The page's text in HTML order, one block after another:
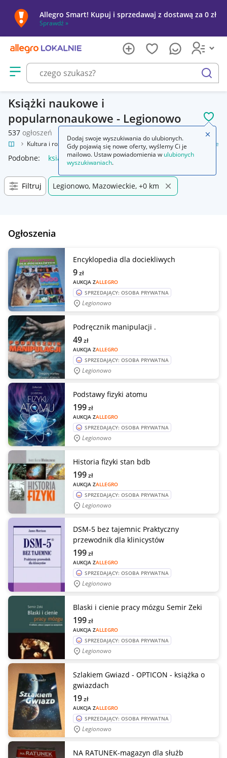
Allegro Smart! Kupuj i sprzedawaj z dostawą za 0 zł
Sprawdź »
Otwórz menu z kategoriami
szukaj
Książki naukowe i
popularnonaukowe - Legionowo
537 ogłoszeń
Kultura i rozrywka Książki Książki naukowe i popularnonaukowe
Podobne: książki naukowe i popularnonaukowe
Filtruj Legionowo, Mazowieckie, +0 km
Ogłoszenia
Encyklopedia dla dociekliwych
AUKCJA ZALLEGRO
9zł
SPRZEDAJĄCY: OSOBA PRYWATNA
Legionowo
Podręcznik manipulacji .
AUKCJA ZALLEGRO
49zł
SPRZEDAJĄCY: OSOBA PRYWATNA
Legionowo
Podstawy fizyki atomu
AUKCJA ZALLEGRO
199zł
SPRZEDAJĄCY: OSOBA PRYWATNA
Legionowo
Historia fizyki stan bdb
AUKCJA ZALLEGRO
199zł
SPRZEDAJĄCY: OSOBA PRYWATNA
Legionowo
DSM-5 bez tajemnic Praktyczny
przewodnik dla klinicystów
AUKCJA ZALLEGRO
199zł
SPRZEDAJĄCY: OSOBA PRYWATNA
Legionowo
Blaski i cienie pracy mózgu Semir Zeki
AUKCJA ZALLEGRO
199zł
SPRZEDAJĄCY: OSOBA PRYWATNA
Legionowo
Szlakiem Gwiazd - OPTICON - książka o
gwiazdach
AUKCJA ZALLEGRO
19zł
SPRZEDAJĄCY: OSOBA PRYWATNA
Legionowo
NA RATUNEK-magazyn dla służb
Dodaj swoje wyszukiwania do ulubionych.
Gdy pojawią się nowe oferty, wyślemy Ci je
mailowo. Ustaw powiadomienia w ulubionych
wyszukiwaniach.